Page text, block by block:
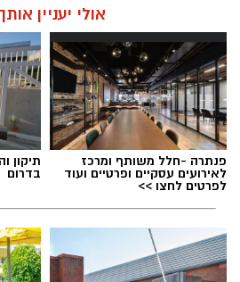
אולי יעניין
פנתרה -חלל משותף ומרכז
לאירועים עסקיים ופרטיים ועוד
לפרטים לחצו >>
תיקון
בדרום